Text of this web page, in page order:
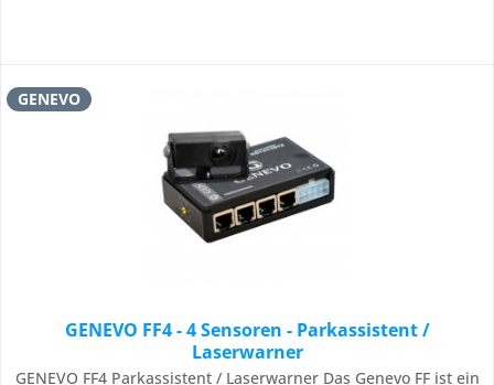
GENEVO
GENEVO FF4 - 4 Sensoren - Parkassistent /
Laserwarner
GENEVO FF4 Parkassistent / Laserwarner Das Genevo FF ist ein